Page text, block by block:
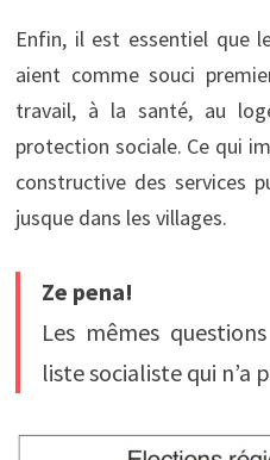
Enfin, il est essentiel que
aient comme souci
travail, à la santé, au
protection sociale. Ce qui
constructive des services
jusque dans les villages.
Ze pena!
Les mêmes
liste socialiste qui n’a